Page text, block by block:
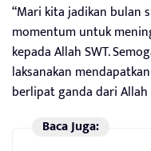
“Mari kita jadikan bulan
momentum untuk
kepada Allah SWT.
laksanakan
berlipat ganda dari Allah
Baca Juga: